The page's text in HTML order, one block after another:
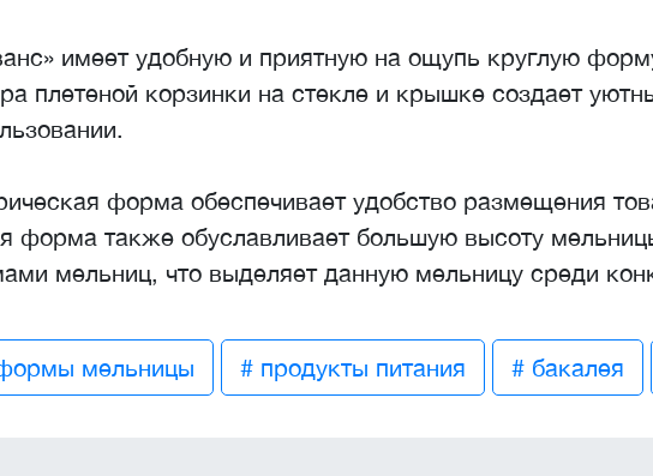
имеет удобную и приятную на ощупь круглую
плетеной корзинки на стекле и крышке создает
форма обеспечивает удобство размещения
форма также обуславливает большую высоту
мельниц, что выделяет данную мельницу среди
мельницы # продукты питания # бакалея